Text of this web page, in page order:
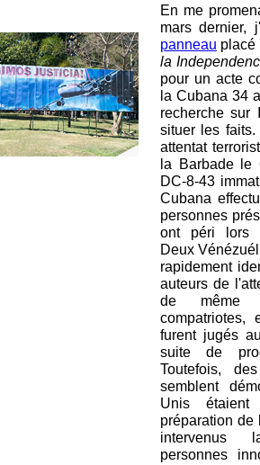
En me
mars dernier,
panneau placé
la
pour un acte
la Cubana 34
recherche sur
situer les
attentat
la Barbade le
DC-8-43
Cubana
personnes
ont péri lors
Deux
rapidement
auteurs de
de même
compatriotes,
furent jugés
suite de
Toutefois,
semblent
Unis
préparation de
intervenus
personnes